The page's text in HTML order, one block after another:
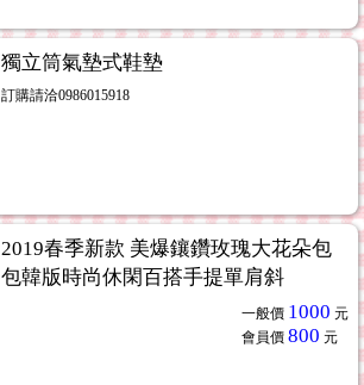
獨立筒氣墊式鞋墊
訂購請洽0986015918
2019春季新款 美爆鑲鑽玫瑰大花朵包
包韓版時尚休閑百搭手提單肩斜
一般價 1000 元
會員價 800 元